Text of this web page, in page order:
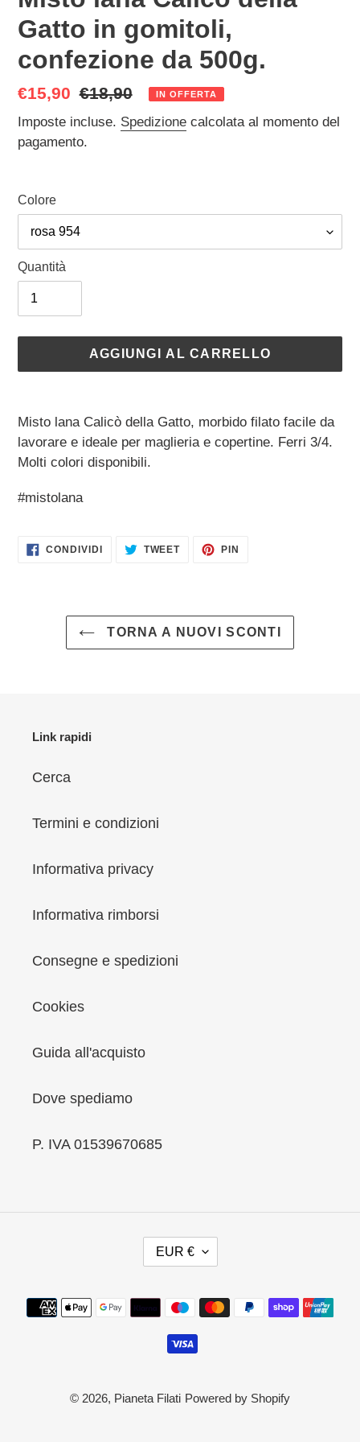
Gatto in gomitoli,
confezione da 500g.
Prezzo
scontato
€15,90 Prezzo
di
listino
€18,90 IN OFFERTA
Imposte incluse. Spedizione calcolata al momento del
pagamento.
Colore
Quantità
AGGIUNGI AL CARRELLO
del
prodotto
nel
Misto lana Calicò della Gatto, morbido filato facile da
lavorare e ideale per maglieria e copertine. Ferri 3/4.
Molti colori disponibili.
#mistolana
CONDIVIDI CONDIVIDITWEETTWITTA
PIN
TORNA A NUOVI SCONTI
Link rapidi
Cerca
Termini e condizioni
Informativa privacy
Informativa rimborsi
Consegne e spedizioni
Cookies
Guida all'acquisto
Dove spediamo
P. IVA 01539670685
U
T
EUR €
Metodi
di
pagamento
© 2026, Pianeta Filati Powered by Shopify